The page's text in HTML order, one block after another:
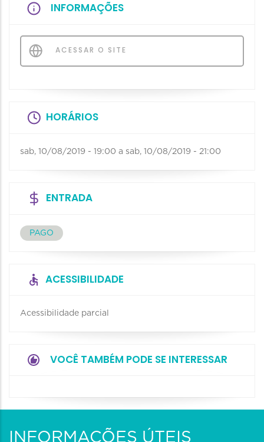
INFORMAÇÕES
ACESSAR O SITE
HORÁRIOS
sab, 10/08/2019 - 19:00 a sab, 10/08/2019 - 21:00
ENTRADA
PAGO
ACESSIBILIDADE
Acessibilidade parcial
VOCÊ TAMBÉM PODE SE INTERESSAR
INFORMAÇÕES ÚTEIS